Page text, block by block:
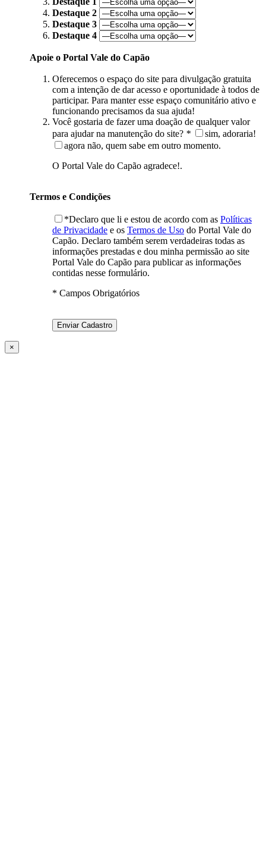
Destaque 2
Destaque 3
Destaque 4
Apoie o Portal Vale do Capão
Oferecemos o espaço do site para divulgação gratuita
com a intenção de dar acesso e oportunidade à todos de
participar. Para manter esse espaço comunitário ativo e
funcionando precisamos da sua ajuda!
Você gostaria de fazer uma doação de qualquer valor
para ajudar na manutenção do site? *
sim, adoraria!
agora não, quem sabe em outro momento.
O Portal Vale do Capão agradece!.
Termos e Condições
*Declaro que li e estou de acordo com as Políticas
de Privacidade e os Termos de Uso do Portal Vale do
Capão. Declaro também serem verdadeiras todas as
informações prestadas e dou minha permissão ao site
Portal Vale do Capão para publicar as informações
contidas nesse formulário.
* Campos Obrigatórios
×